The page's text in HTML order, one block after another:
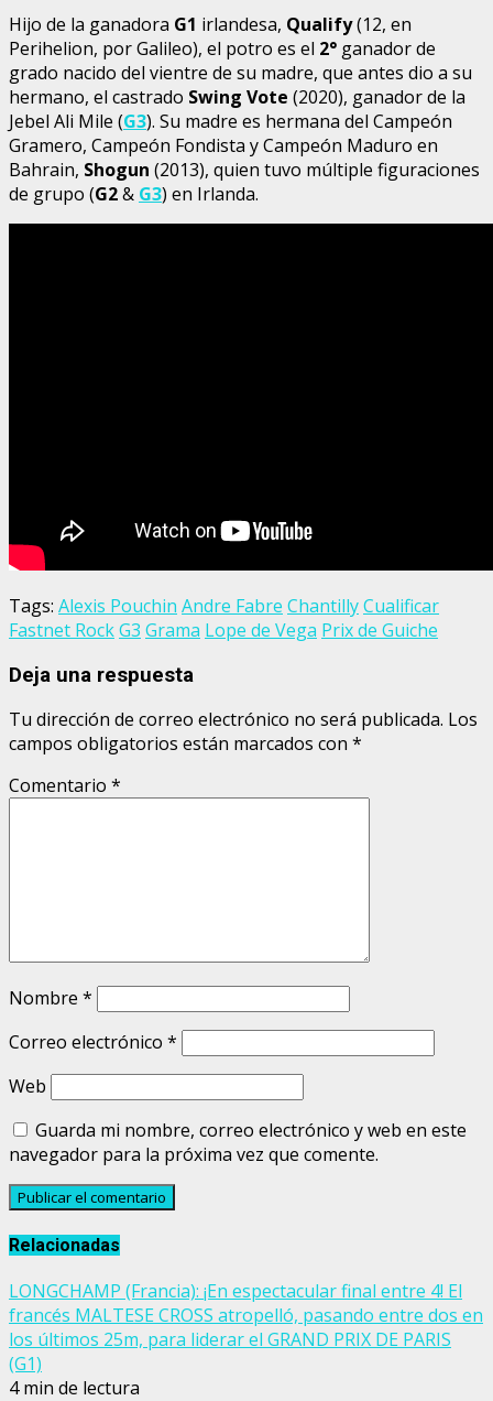
Hijo de la ganadora G1 irlandesa, Qualify(12, en
Perihelion, por Galileo), el potro es el 2° ganador de
grado nacido del vientre de su madre, que antes dio a su
hermano, el castrado Swing Vote (2020), ganador de la
Jebel Ali Mile (G3). Su madre es hermana del Campeón
Gramero, Campeón Fondista y Campeón Maduro en
Bahrain, Shogun (2013), quien tuvo múltiple figuraciones
de grupo (G2& G3) en Irlanda.
Tags: Alexis Pouchin Andre Fabre ChantillyCualificar
Fastnet RockG3 Grama Lope de Vega Prix de Guiche
Deja una respuesta
Tu dirección de correo electrónico no será publicada. Los
campos obligatorios están marcados con *
Comentario *
Nombre *
Correo electrónico *
Web
Guarda mi nombre, correo electrónico y web en este
navegador para la próxima vez que comente.
Relacionadas
LONGCHAMP (Francia): ¡En espectacular final entre 4! El
francés MALTESE CROSS atropelló, pasando entre dos en
los últimos 25m, para liderar el GRAND PRIX DE PARIS
(G1)
4 min de lectura